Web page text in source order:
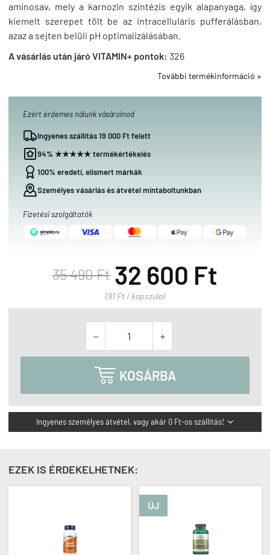
aminosav, mely a karnozin szintézis egyik alapanyaga, így
kiemelt szerepet tölt be az intracelluláris pufferálásban,
azaz a sejten belüli pH optimalizálásában.
A vásárlás után járó VITAMIN+ pontok: 326
További termékinformáció »
Ezért érdemes nálunk vásárolnod
Ingyenes szállítás 19 000 Ft felett
94% ★★★★★ termékértékelés
100% eredeti, elismert márkák
Személyes vásárlás és átvétel mintaboltunkban
Fizetési szolgáltatók
35 490 Ft 32 600 Ft
(91 Ft / kapszula)
 
 KOSÁRBA
Ingyenes személyes átvétel, vagy akár 0 Ft-os szállítás! 
EZEK IS ÉRDEKELHETNEK:
ÚJ